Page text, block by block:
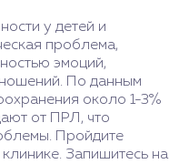
у детей и
проблема,
эмоций,
По данным
около 1-3%
от ПРЛ, что
Пройдите
Запишитесь на